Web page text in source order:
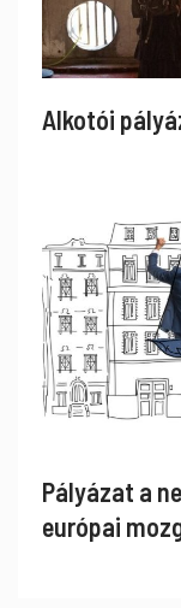
Alkotói
Pályázat a
európai